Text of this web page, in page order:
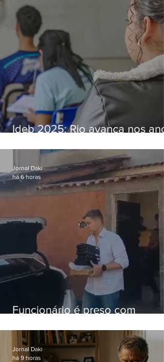
Ideb 2025: Rio avança nos
nacional
Funcionário é preso com
Hospital do Andaraí
Jornal Daki
há 6 horas
Jornal Daki
há 9 horas